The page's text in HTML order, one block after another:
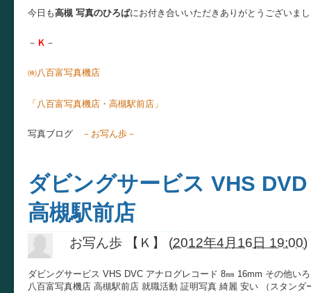
今日も高槻 写真のひろばにお付き合いいただきありがとうございま
－ Ｋ －
㈱八百富写真機店
「八百富写真機店・高槻駅前店」
写真ブログ －お写ん歩－
ダビングサービス VHS
高槻駅前店
お写ん歩 【Ｋ】 (2012年4月16日 19:00)
ダビングサービス VHS DVC アナログレコード 8㎜ 16mm その他い
八百富写真機店 高槻駅前店 就職活動 証明写真 綺麗 安い （スタンダ